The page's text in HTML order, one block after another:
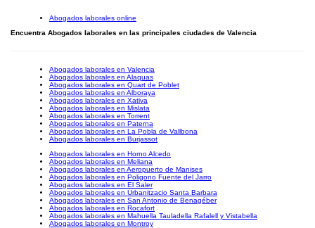
Abogados laborales online
Encuentra Abogados laborales en las principales ciudades de Valencia
Abogados laborales en Valencia
Abogados laborales en Alaquas
Abogados laborales en Quart de Poblet
Abogados laborales en Alboraya
Abogados laborales en Xativa
Abogados laborales en Mislata
Abogados laborales en Torrent
Abogados laborales en Paterna
Abogados laborales en La Pobla de Vallbona
Abogados laborales en Burjassot
Abogados laborales en Horno Alcedo
Abogados laborales en Meliana
Abogados laborales en Aeropuerto de Manises
Abogados laborales en Poligono Fuente del Jarro
Abogados laborales en El Saler
Abogados laborales en Urbanitzacio Santa Barbara
Abogados laborales en San Antonio de Benagéber
Abogados laborales en Rocafort
Abogados laborales en Mahuella Tauladella Rafalell y Vistabella
Abogados laborales en Montroy